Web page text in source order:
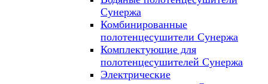
Сунержа
Комбинированные
полотенцесушители Сунержа
Комплектующие для
полотенцесушителей Сунержа
Электрические